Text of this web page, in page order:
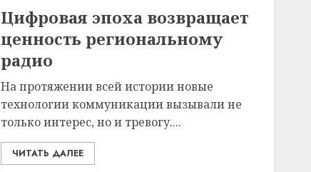
Цифровая эпоха возвращает
ценность региональному
радио
На протяжении всей истории новые
технологии коммуникации вызывали не
только интерес, но и тревогу....
ЧИТАТЬ ДАЛЕЕ